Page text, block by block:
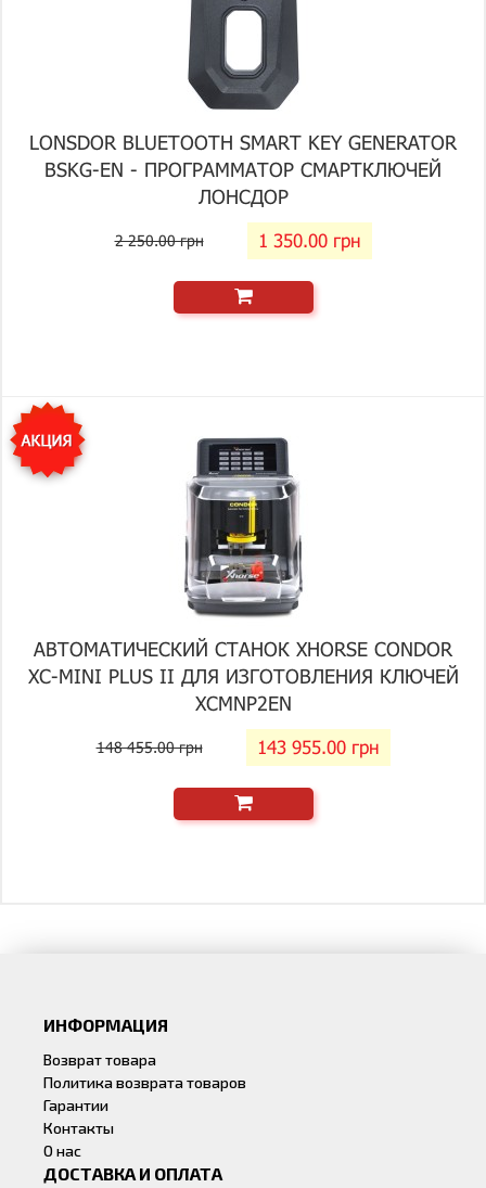
LONSDOR BLUETOOTH SMART KEY GENERATOR
BSKG-EN - ПРОГРАММАТОР СМАРТКЛЮЧЕЙ
ЛОНСДОР
2 250.00 грн 1 350.00 грн
АВТОМАТИЧЕСКИЙ СТАНОК XHORSE CONDOR
XC-MINI PLUS II ДЛЯ ИЗГОТОВЛЕНИЯ КЛЮЧЕЙ
XCMNP2EN
148 455.00 грн 143 955.00 грн
ИНФОРМАЦИЯ
Возврат товара
Политика возврата товаров
Гарантии
Контакты
О нас
ДОСТАВКА И ОПЛАТА